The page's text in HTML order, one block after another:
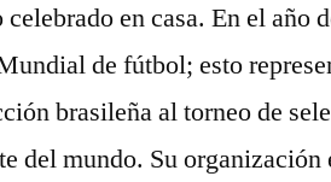
en casa. En el año
de fútbol; esto
brasileña al torneo de
del mundo. Su organización